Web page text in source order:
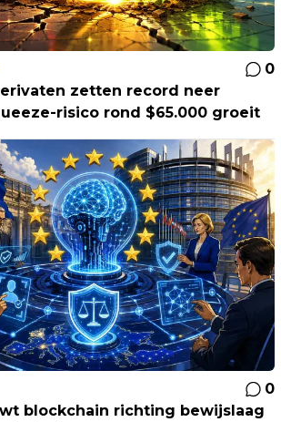
0
zetten record neer
risico rond $65.000 groeit
0
blockchain richting bewijslaag